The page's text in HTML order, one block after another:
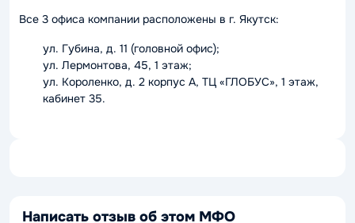
Все 3 офиса компании расположены в г. Якутск:
ул. Губина, д. 11 (головной офис);
ул. Лермонтова, 45, 1 этаж;
ул. Короленко, д. 2 корпус А, ТЦ «ГЛОБУС», 1 этаж,
кабинет 35.
Написать отзыв об этом МФО